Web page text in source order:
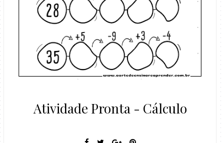
Atividade Pronta - Cálculo